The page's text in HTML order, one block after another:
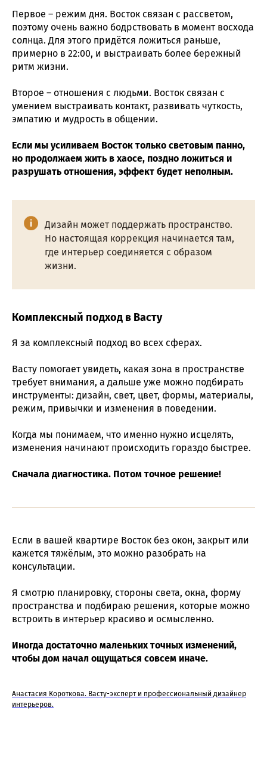
Первое – режим дня. Восток связан с рассветом,
поэтому очень важно бодрствовать в момент восхода
солнца. Для этого придётся ложиться раньше,
примерно в 22:00, и выстраивать более бережный
ритм жизни.
Второе – отношения с людьми. Восток связан с
умением выстраивать контакт, развивать чуткость,
эмпатию и мудрость в общении.
Если мы усиливаем Восток только световым панно,
но продолжаем жить в хаосе, поздно ложиться и
разрушать отношения, эффект будет неполным.
Дизайн может поддержать пространство.
Но настоящая коррекция начинается там,
где интерьер соединяется с образом
жизни.
Комплексный подход в Васту
Я за комплексный подход во всех сферах.
Васту помогает увидеть, какая зона в пространстве
требует внимания, а дальше уже можно подбирать
инструменты: дизайн, свет, цвет, формы, материалы,
режим, привычки и изменения в поведении.
Когда мы понимаем, что именно нужно исцелять,
изменения начинают происходить гораздо быстрее.
Сначала диагностика. Потом точное решение!
Если в вашей квартире Восток без окон, закрыт или
кажется тяжёлым, это можно разобрать на
консультации.
Я смотрю планировку, стороны света, окна, форму
пространства и подбираю решения, которые можно
встроить в интерьер красиво и осмысленно.
Иногда достаточно маленьких точных изменений,
чтобы дом начал ощущаться совсем иначе.
Анастасия Короткова. Васту-эксперт и профессиональный дизайнер
интерьеров.